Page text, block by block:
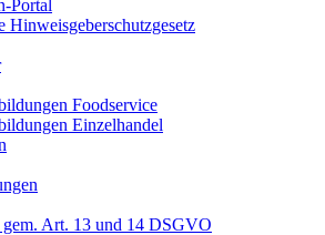
Portal
Hinweisgeberschutzgesetz
Foodservice
Einzelhandel
Art. 13 und 14 DSGVO